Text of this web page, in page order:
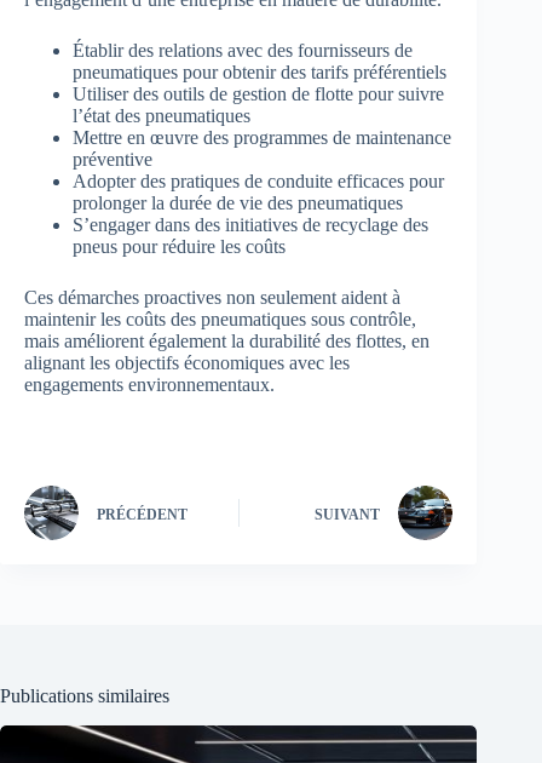
Établir des relations avec des fournisseurs de
pneumatiques pour obtenir des tarifs préférentiels
Utiliser des outils de gestion de flotte pour suivre
l’état des pneumatiques
Mettre en œuvre des programmes de maintenance
préventive
Adopter des pratiques de conduite efficaces pour
prolonger la durée de vie des pneumatiques
S’engager dans des initiatives de recyclage des
pneus pour réduire les coûts
Ces démarches proactives non seulement aident à
maintenir les coûts des pneumatiques sous contrôle,
mais améliorent également la durabilité des flottes, en
alignant les objectifs économiques avec les
engagements environnementaux.
PRÉCÉDENT SUIVANT
Publications similaires